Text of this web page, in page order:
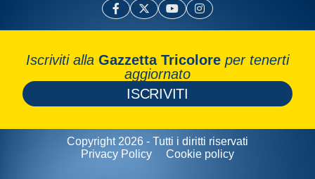
Iscriviti alla Gazzetta Tricolore per tenerti
aggiornato
ISCRIVITI
Copyright 2026 - Tutti i diritti riservati
Privacy Policy
Cookie policy